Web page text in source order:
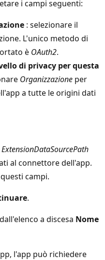
i campi seguenti:
: selezionare il
L'unico metodo di
è OAuth2.
di privacy per questa
Organizzazione per
a tutte le origini dati
ExtensionDataSourcePath
al connettore dell'app.
campi.
.
a discesa Nome
l'app può richiedere